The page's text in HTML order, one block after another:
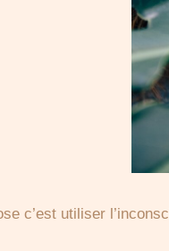
c’est utiliser